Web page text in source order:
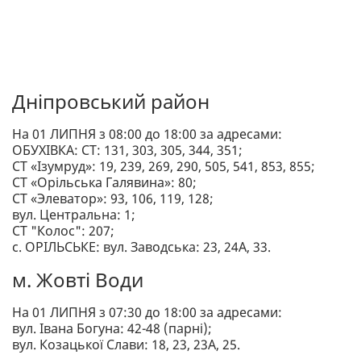
Дніпровський район
На 01 ЛИПНЯ з 08:00 до 18:00 за адресами:
ОБУХІВКА: СТ: 131, 303, 305, 344, 351;
СТ «Ізумруд»: 19, 239, 269, 290, 505, 541, 853, 855;
СТ «Орільська Галявина»: 80;
СТ «Элеватор»: 93, 106, 119, 128;
вул. Центральна: 1;
СТ "Колос": 207;
с. ОРІЛЬСЬКЕ: вул. Заводська: 23, 24А, 33.
м. Жовті Води
На 01 ЛИПНЯ з 07:30 до 18:00 за адресами:
вул. Івана Богуна: 42-48 (парні);
вул. Козацької Слави: 18, 23, 23А, 25.